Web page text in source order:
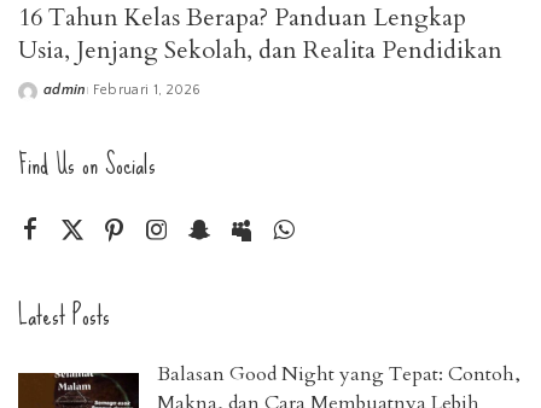
16 Tahun Kelas Berapa? Panduan Lengkap
Usia, Jenjang Sekolah, dan Realita Pendidikan
Posted
admin Februari 1, 2026
Find Us on Socials
Latest Posts
Balasan Good Night yang Tepat: Contoh,